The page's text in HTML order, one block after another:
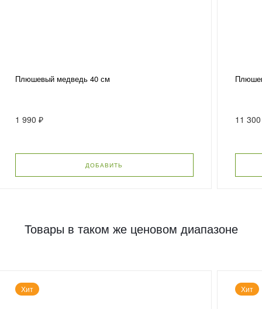
Плюшевый медведь 40 см
1 990 ₽
ДОБАВИТЬ
11
Товары в таком же ценовом диапазоне
Хит Хит